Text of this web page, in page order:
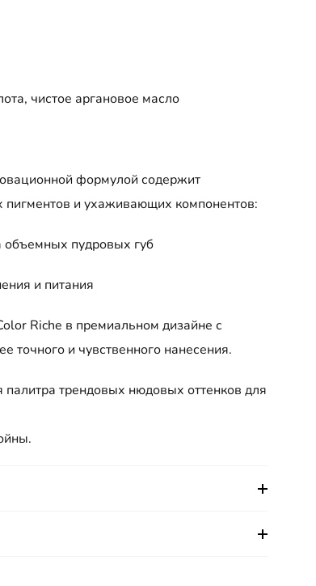
чистое аргановое масло
формулой содержит
и ухаживающих компонентов:
пудровых губ
и питания
Riche в премиальном дизайне с
точного и чувственного нанесения.
трендовых нюдовых оттенков для